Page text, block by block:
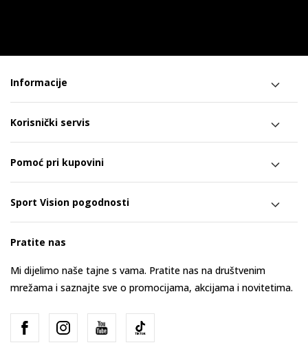
Informacije
Korisnički servis
Pomoć pri kupovini
Sport Vision pogodnosti
Pratite nas
Mi dijelimo naše tajne s vama. Pratite nas na društvenim
mrežama i saznajte sve o promocijama, akcijama i novitetima.